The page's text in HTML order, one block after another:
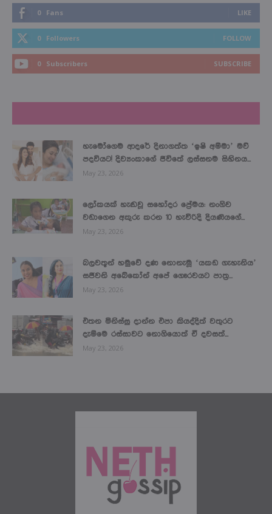
0 Fans LIKE
0 Followers FOLLOW
0 Subscribers SUBSCRIBE
හැමෝගෙම ආදරේ දිනාගත්ත ‘ඉෂි අම්මා’ මව්
පදවියට! දිව්‍යංකාගේ ජීවිතේ ලස්සනම සිහිනය...
May 23, 2026
ලෝකයක් හැඬවූ සහෝදර ප්‍රේමය: නංගිව
වඩාගෙන අකුරු කරන 10 හැවිරිදි දියණියගේ...
May 23, 2026
බලවතූන් හමුවේ දණ නොනැමූ ‘යකඩ ගැහැනිය’
සජීවනි අබේකෝන් අපේ ගෞරවයට පාත්‍ර...
May 23, 2026
එතන මිනිස්සු දාන්න එපා කියද්දිත් වතුරට
දැම්මෙ රස්සාවට නොගියොත් ඒ දවසත්...
May 23, 2026